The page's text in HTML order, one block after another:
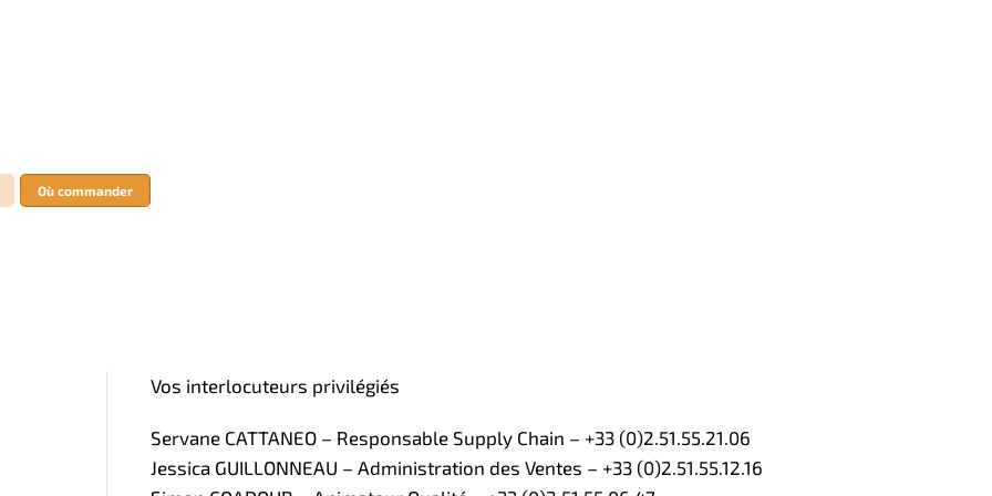
Où commander
Vos interlocuteurs privilégiés
Servane CATTANEO – Responsable Supply Chain – +33 (0)2.51.55.21.06
Jessica GUILLONNEAU – Administration des Ventes – +33 (0)2.51.55.12.16